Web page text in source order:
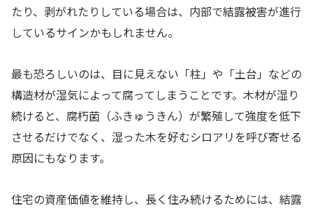
たり、剥がれたりしている場合は、内部で結露被害が進行
しているサインかもしれません。
最も恐ろしいのは、目に見えない「柱」や「土台」などの
構造材が湿気によって腐ってしまうことです。木材が湿り
続けると、腐朽菌（ふきゅうきん）が繁殖して強度を低下
させるだけでなく、湿った木を好むシロアリを呼び寄せる
原因にもなります。
住宅の資産価値を維持し、長く住み続けるためには、結露